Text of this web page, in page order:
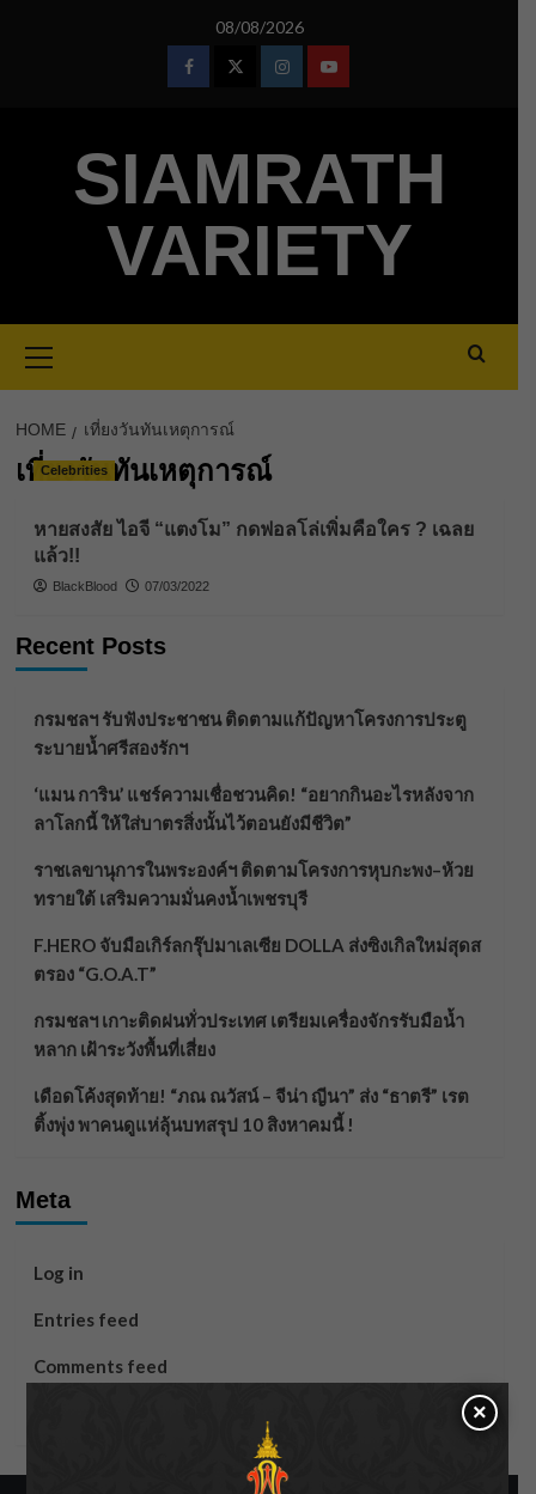
08/08/2026
FacebookTwitterInstagramYoutube
SIAMRATH
VARIETY
Menu
HOME เที่ยงวันทันเหตุการณ์
เที่ยงวันทันเหตุการณ์
Celebrities
หายสงสัย ไอจี “แตงโม” กดฟอลโล่เพิ่ม​คือใคร ? เฉลย
แล้ว!!
BlackBlood 07/03/2022
Recent Posts
กรมชลฯ รับฟังประชาชน ติดตามแก้ปัญหาโครงการประตู
ระบายน้ำศรีสองรักฯ
‘แมน การิน’ แชร์ความเชื่อชวนคิด! “อยากกินอะไรหลังจาก
ลาโลกนี้ ให้ใส่บาตรสิ่งนั้นไว้ตอนยังมีชีวิต”
ราชเลขานุการในพระองค์ฯ ติดตามโครงการหุบกะพง–ห้วย
ทรายใต้ เสริมความมั่นคงน้ำเพชรบุรี
F.HERO จับมือเกิร์ลกรุ๊ปมาเลเซีย DOLLA ส่งซิงเกิลใหม่สุดส
ตรอง “G.O.A.T”
กรมชลฯ เกาะติดฝนทั่วประเทศ เตรียมเครื่องจักรรับมือน้ำ
หลาก เฝ้าระวังพื้นที่เสี่ยง
เดือดโค้งสุดท้าย! “ภณ ณวัสน์ – จีน่า ญีนา” ส่ง “ธาตรี” เรต
ติ้งพุ่ง พาคนดูแห่ลุ้นบทสรุป 10 สิงหาคมนี้ !
Meta
Log in
Entries feed
Comments feed
×